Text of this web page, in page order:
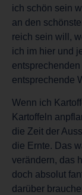
ich schön sein
an den
reich sein will,
ich im hier und
entsprechende
Wenn ich
Kartoffeln
die Zeit der
die Ernte. Das
verändern, das
doch absolut
darüber